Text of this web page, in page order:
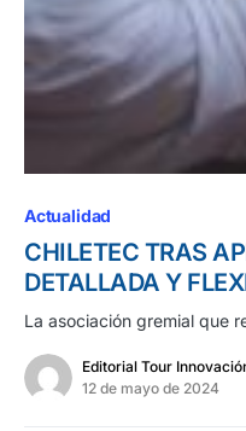
Actualidad
CHILETEC TRAS
DETALLADA Y
La asociación gremial que
Editorial Tour
12 de mayo de 2024